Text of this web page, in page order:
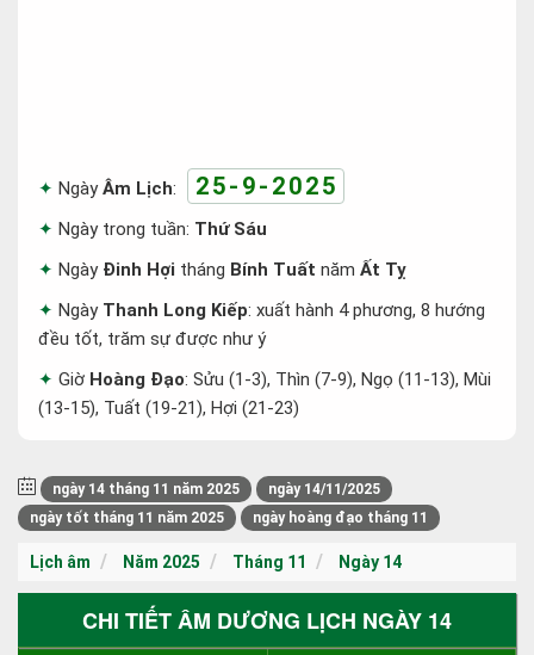
NgàyÂm Lịch: 25-9-2025
Ngày trong tuần: Thứ Sáu
Ngày Đinh Hợi tháng Bính Tuất năm Ất Tỵ
Ngày Thanh Long Kiếp: xuất hành 4 phương, 8 hướng
đều tốt, trăm sự được như ý
Giờ Hoàng Đạo: Sửu (1-3), Thìn (7-9), Ngọ (11-13), Mùi
(13-15), Tuất (19-21), Hợi (21-23)
ngày 14 tháng 11 năm 2025
ngày 14/11/2025
ngày tốt tháng 11 năm 2025
ngày hoàng đạo tháng 11
Lịch âm Năm 2025 Tháng 11 Ngày 14
CHI TIẾT ÂM DƯƠNG LỊCH NGÀY 14